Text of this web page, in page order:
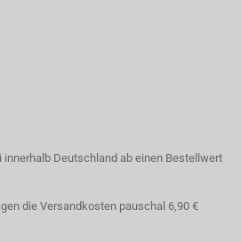
Deutschland ab einen Bestellwert
die Versandkosten pauschal 6,90 €